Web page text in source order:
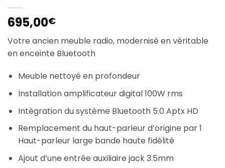
695,00€
Votre ancien meuble radio, modernisé en véritable
en enceinte Bluetooth
Meuble nettoyé en profondeur
Installation amplificateur digital 100W rms
Intégration du système Bluetooth 5.0 Aptx HD
Remplacement du haut-parleur d’origine par 1
Haut-parleur large bande haute fidélité
Ajout d’une entrée auxiliaire jack 3.5mm